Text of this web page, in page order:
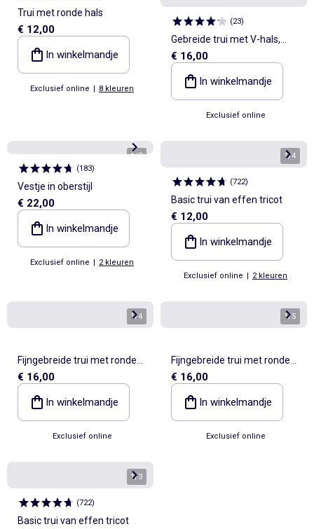
Trui met ronde hals
€ 12,00
In winkelmandje
Exclusief online | 8 kleuren
(23)
Gebreide trui met V-hals,
voor personen die langer zijn
dan 1m90
€ 16,00
In winkelmandje
Exclusief online
1/7
(183)
Vestje in oberstijl
€ 22,00
In winkelmandje
Exclusief online | 2 kleuren
1/4
(722)
Basic trui van effen tricot
€ 12,00
In winkelmandje
Exclusief online | 2 kleuren
1/4
Fijngebreide trui met ronde
hals
€ 16,00
In winkelmandje
Exclusief online
1/5
Fijngebreide trui met ronde
hals
€ 16,00
In winkelmandje
Exclusief online
1/3
(722)
Basic trui van effen tricot